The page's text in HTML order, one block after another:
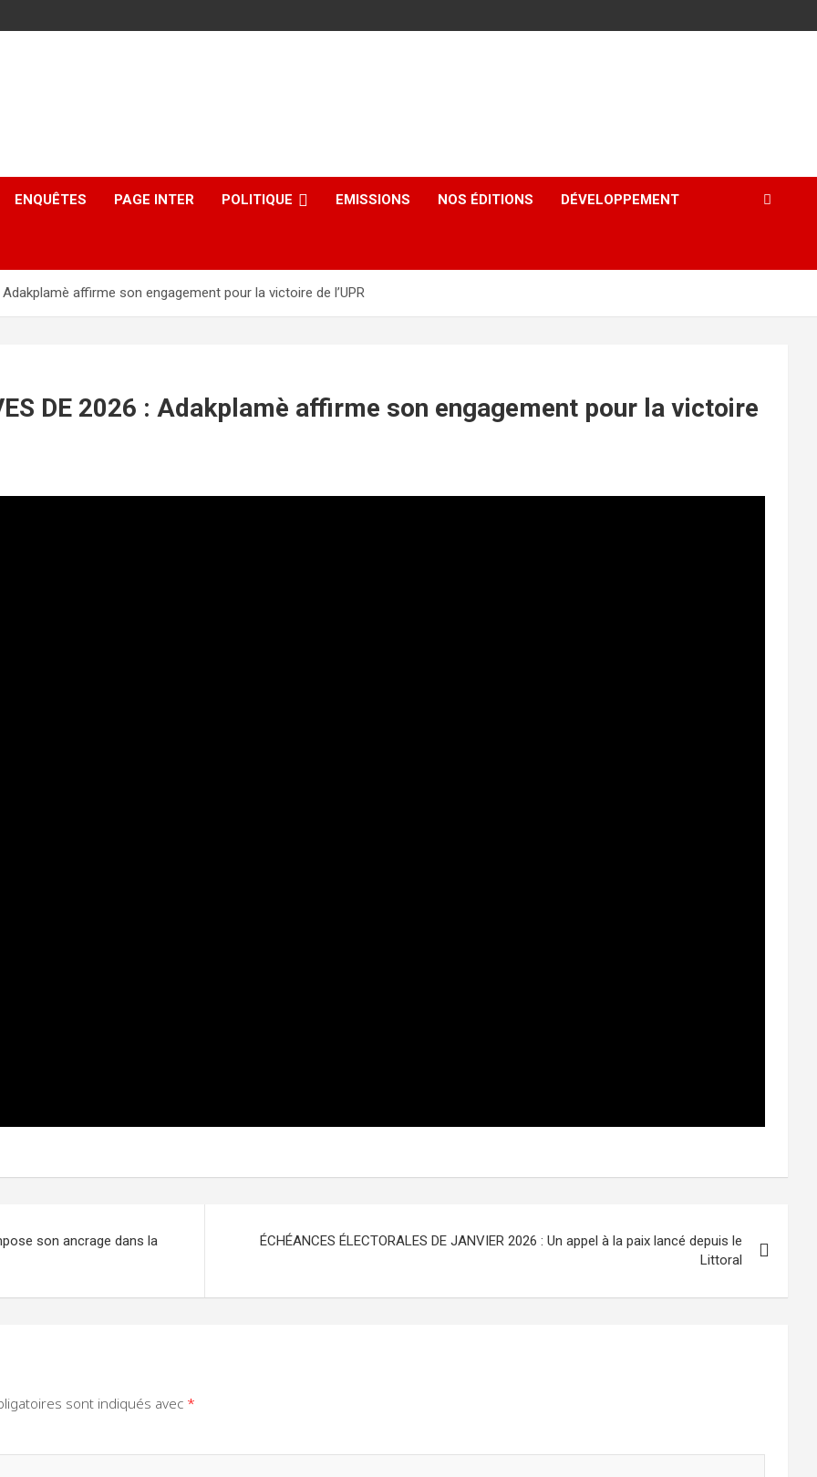
ENQUÊTES PAGE INTER POLITIQUE EMISSIONS NOS ÉDITIONS DÉVELOPPEMENT
Adakplamè affirme son engagement pour la victoire de l’UPR
DE 2026 : Adakplamè affirme son engagement pour la victoire
son ancrage dans la
ÉCHÉANCES ÉLECTORALES DE JANVIER 2026 : Un appel à la paix lancé depuis le
Littoral
sont indiqués avec *